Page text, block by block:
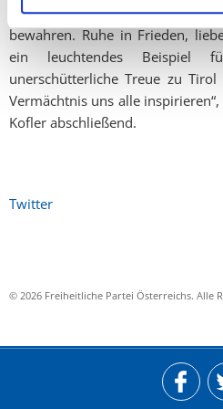
bedeutet; es ist unsere Pflicht,
bewahren. Ruhe in Frieden,
ein leuchtendes Beispiel
unerschütterliche Treue zu
Vermächtnis uns alle
Kofler abschließend.
Twitter
© 2026 Freiheitliche Partei Österreichs. Alle